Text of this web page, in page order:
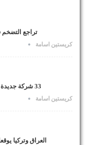
تراجع التضخم
كريستين اسامة
33 شركة جديدة تنضم لقطاع الذهب في السودان
كريستين اسامة
العراق وتركيا